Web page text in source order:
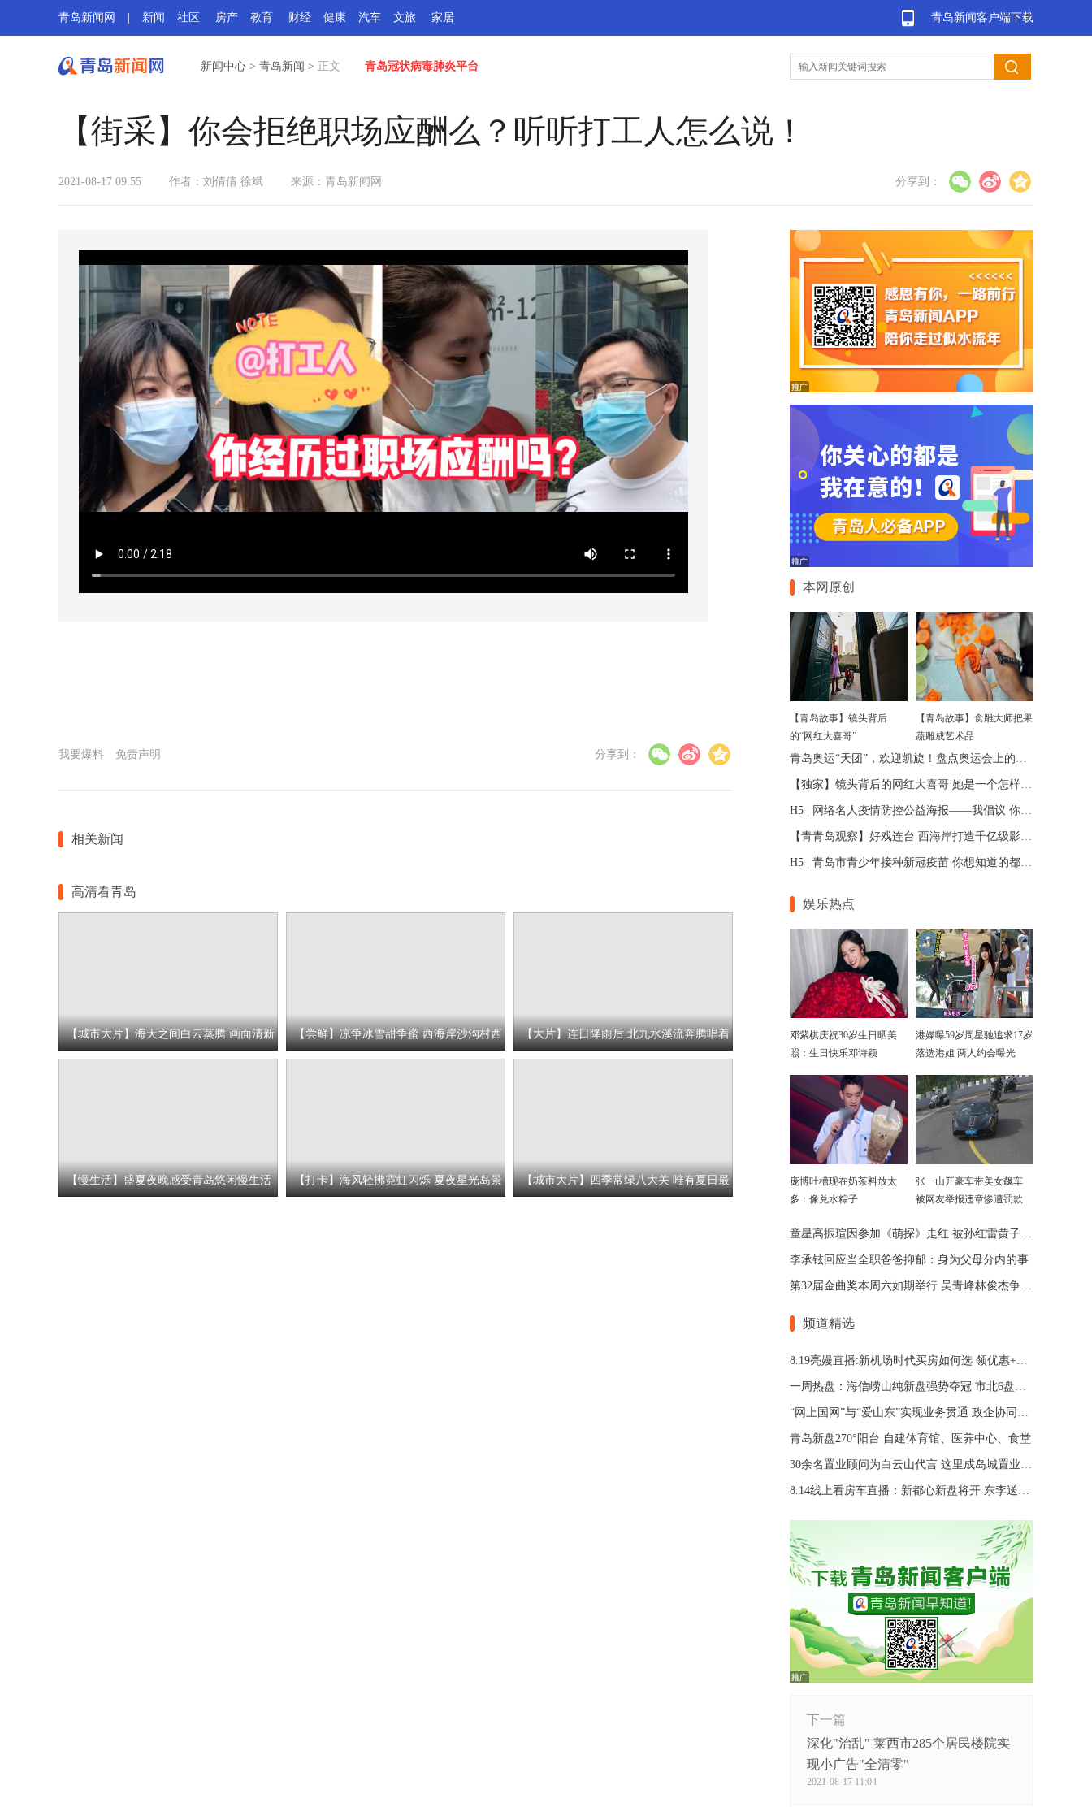
青岛新闻客户端下载
青岛新闻网 新闻 社区 房产 教育 财经 健康 汽车 文旅 家居
新闻中心 > 青岛新闻 > 正文 青岛冠状病毒肺炎平台
【街采】你会拒绝职场应酬么？听听打工人怎么说！
2021-08-17 09:55 作者：刘倩倩 徐斌 来源：青岛新闻网 分享到：
我要爆料 免责声明 分享到：
相关新闻
高清看青岛
【城市大片】海天之间白云蒸腾 画面清新 【尝鲜】凉争冰雪甜争蜜 西海岸沙沟村西 【大片】连日降雨后 北九水溪流奔腾唱着
【慢生活】盛夏夜晚感受青岛悠闲慢生活 【打卡】海风轻拂霓虹闪烁 夏夜星光岛景 【城市大片】四季常绿八大关 唯有夏日最
本网原创
【青岛故事】镜头背后
的“网红大喜哥”
【青岛故事】食雕大师把果
蔬雕成艺术品
青岛奥运“天团”，欢迎凯旋！盘点奥运会上的青岛健儿
【独家】镜头背后的网红大喜哥 她是一个怎样的人？
H5 | 网络名人疫情防控公益海报——我倡议 你接力！
【青青岛观察】好戏连台 西海岸打造千亿级影视产业链
H5 | 青岛市青少年接种新冠疫苗 你想知道的都在这里
娱乐热点
邓紫棋庆祝30岁生日晒美
照：生日快乐邓诗颖
港媒曝59岁周星驰追求17岁
落选港姐 两人约会曝光
庞博吐槽现在奶茶料放太
多：像兑水粽子
张一山开豪车带美女飙车
被网友举报违章惨遭罚款
童星高振瑄因参加《萌探》走红 被孙红雷黄子韬赞有潜力
李承铉回应当全职爸爸抑郁：身为父母分内的事
第32届金曲奖本周六如期举行 吴青峰林俊杰争歌王
频道精选
8.19亮嫚直播:新机场时代买房如何选 领优惠+好礼!
一周热盘：海信崂山纯新盘强势夺冠 市北6盘霸榜
“网上国网”与“爱山东”实现业务贯通 政企协同优化电力营商环境
青岛新盘270°阳台 自建体育馆、医养中心、食堂
30余名置业顾问为白云山代言 这里成岛城置业热土！
8.14线上看房车直播：新都心新盘将开 东李送车位
下一篇
深化"治乱" 莱西市285个居民楼院实
现小广告"全清零"
2021-08-17 11:04